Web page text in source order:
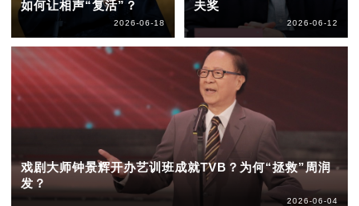
如何让相声“复活”？
2026-06-18
夫奖
2026-06-12
戏剧大师钟景辉开办艺训班成就TVB？为何“拯救”周润
发？
2026-06-04